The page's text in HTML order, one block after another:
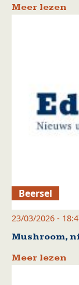
Meer lezen
Beersel
23/03/2026 -
Mushroom,
Meer lezen